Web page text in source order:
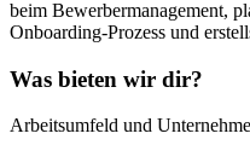
beim Bewerbermanagement,
Onboarding-Prozess und
Was bieten wir dir?
Arbeitsumfeld und